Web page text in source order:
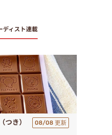
ディスト連載
つき） 08/08 更新